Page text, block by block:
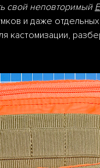
свой неповторимый
и даже
кастомизации,